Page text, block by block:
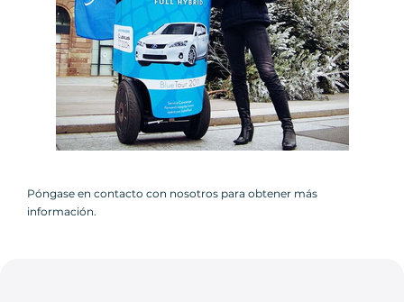
Póngase en contacto con nosotros para obtener más
información.